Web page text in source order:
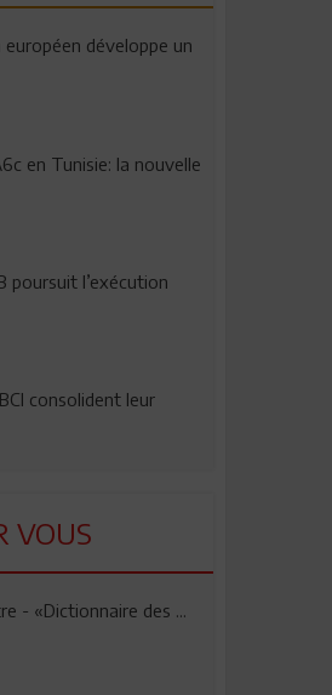
européen développe un
en Tunisie: la nouvelle
poursuit l’exécution
consolident leur
VOUS
- «Dictionnaire des ...